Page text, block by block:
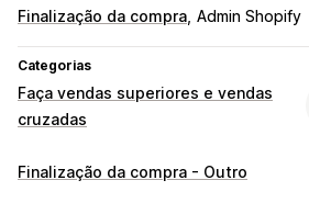
Finalização da compra Admin Shopify
Categorias
Faça vendas superiores e vendas
cruzadas
Personalização
Finalização da compra - Outro